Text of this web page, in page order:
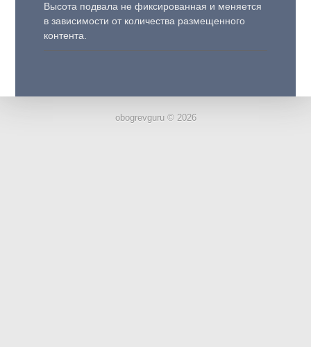
Высота подвала не фиксированная и меняется
в зависимости от количества размещенного
контента.
obogrevguru © 2026